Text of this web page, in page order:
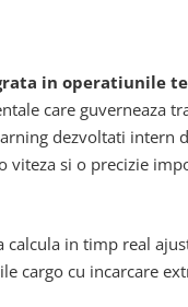
in operatiunile
care guverneaza
dezvoltati intern
viteza si o precizie
in timp real
cargo cu incarcare